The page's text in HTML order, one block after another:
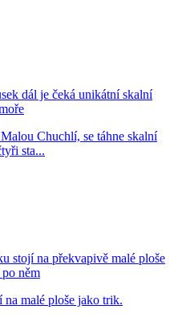
dál je čeká unikátní skalní
Chuchlí, se táhne skalní
sta...
stojí na překvapivě malé ploše
něm
malé ploše jako trik.